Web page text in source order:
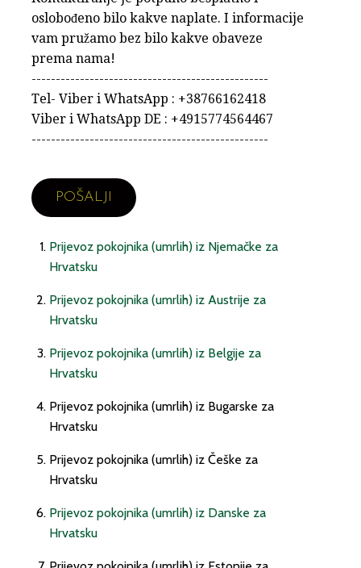
oslobođeno bilo kakve naplate. I informacije
vam pružamo bez bilo kakve obaveze
prema nama!
-------------------------------------------------
Tel- Viber i WhatsApp : +38766162418
Viber i WhatsApp DE : +4915774564467
-------------------------------------------------
Prijevoz pokojnika (umrlih) iz Njemačke za
Hrvatsku
Prijevoz pokojnika (umrlih) iz Austrije za
Hrvatsku
Prijevoz pokojnika (umrlih) iz Belgije za
Hrvatsku
Prijevoz pokojnika (umrlih) iz Bugarske za
Hrvatsku
Prijevoz pokojnika (umrlih) iz Češke za
Hrvatsku
Prijevoz pokojnika (umrlih) iz Danske za
Hrvatsku